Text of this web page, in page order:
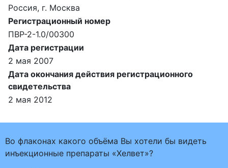
Россия, г. Москва
Регистрационный номер
ПВР-2-1.0/00300
Дата регистрации
2 мая 2007
Дата окончания действия регистрационного
свидетельства
2 мая 2012
Во флаконах какого объёма Вы хотели бы видеть
инъекционные препараты «Хелвет»?